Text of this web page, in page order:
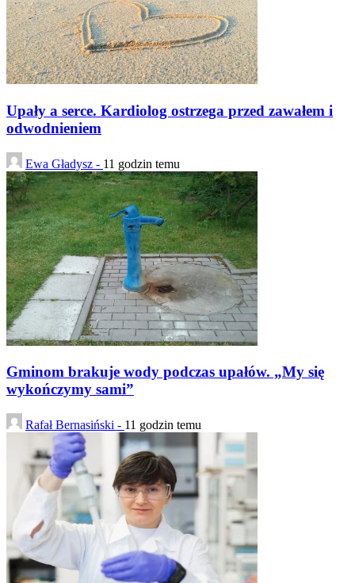
Upały a serce. Kardiolog ostrzega przed zawałem i
odwodnieniem
Ewa Gładysz - 11 godzin temu
Gminom brakuje wody podczas upałów. „My się
wykończymy sami”
Rafał Bernasiński - 11 godzin temu